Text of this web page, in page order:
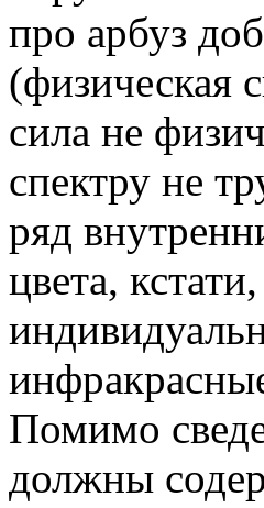
про арбуз
(физическая
сила не
спектру не
ряд
цвета,
Помимо
должны